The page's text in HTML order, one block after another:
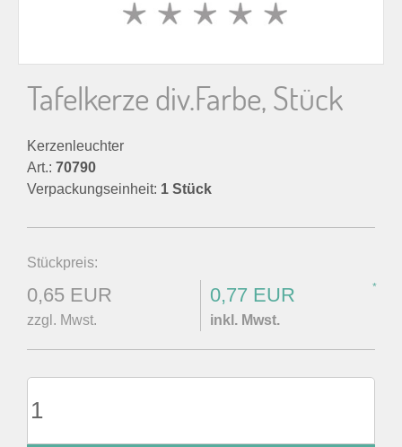
Tafelkerze div.Farbe, Stück
Kerzenleuchter
Art.: 70790
Verpackungseinheit: 1 Stück
Stückpreis:
0,65 EUR
zzgl. Mwst.
0,77 EUR *
inkl. Mwst.